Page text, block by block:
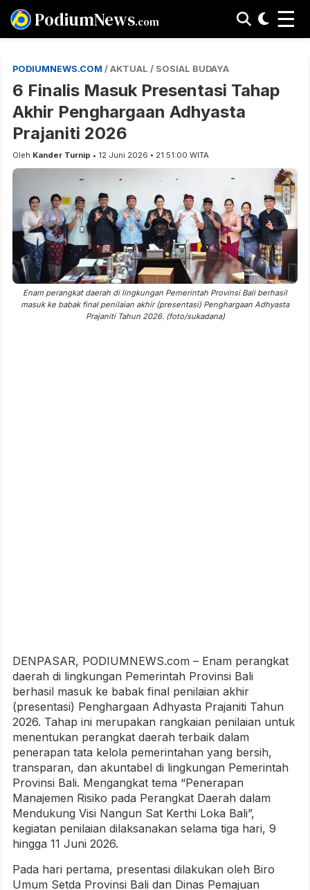
PodiumNews.com ☰
PODIUMNEWS.COM / AKTUAL / SOSIAL BUDAYA
6 Finalis Masuk Presentasi Tahap
Akhir Penghargaan Adhyasta
Prajaniti 2026
Oleh Kander Turnip • 12 Juni 2026 • 21:51:00 WITA
Enam perangkat daerah di lingkungan Pemerintah Provinsi Bali berhasil
masuk ke babak final penilaian akhir (presentasi) Penghargaan Adhyasta
Prajaniti Tahun 2026. (foto/sukadana)
DENPASAR, PODIUMNEWS.com – Enam perangkat
daerah di lingkungan Pemerintah Provinsi Bali
berhasil masuk ke babak final penilaian akhir
(presentasi) Penghargaan Adhyasta Prajaniti Tahun
2026. Tahap ini merupakan rangkaian penilaian untuk
menentukan perangkat daerah terbaik dalam
penerapan tata kelola pemerintahan yang bersih,
transparan, dan akuntabel di lingkungan Pemerintah
Provinsi Bali. Mengangkat tema “Penerapan
Manajemen Risiko pada Perangkat Daerah dalam
Mendukung Visi Nangun Sat Kerthi Loka Bali”,
kegiatan penilaian dilaksanakan selama tiga hari, 9
hingga 11 Juni 2026.
Pada hari pertama, presentasi dilakukan oleh Biro
Umum Setda Provinsi Bali dan Dinas Pemajuan